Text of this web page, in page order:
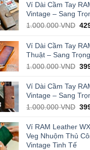
Ví Dài Cầm Tay
Vintage – Sang
1.000.000VND
Ví Dài Cầm Tay
Thuật – Sang
1.000.000VND
Ví Dài Cầm Tay
Vintage – Sang
1.000.000VND
Ví RAM Leather
Veg Nhuộm Thủ
Vintage Tinh Tế